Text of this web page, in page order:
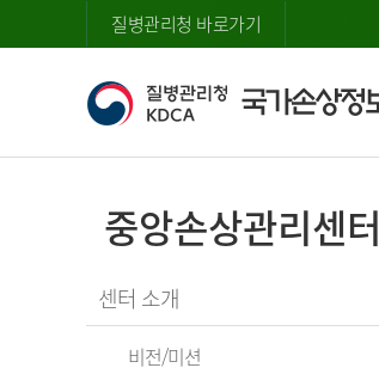
질병관리청 바로가기
중앙손상관리센터
센터 소개
비전/미션